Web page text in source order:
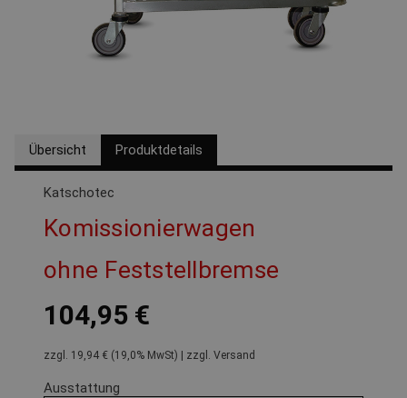
Übersicht Produktdetails
Katschotec
Komissionierwagen
ohne Feststellbremse
104,95 €
zzgl. 19,94 € (19,0% MwSt) | zzgl. Versand
Ausstattung